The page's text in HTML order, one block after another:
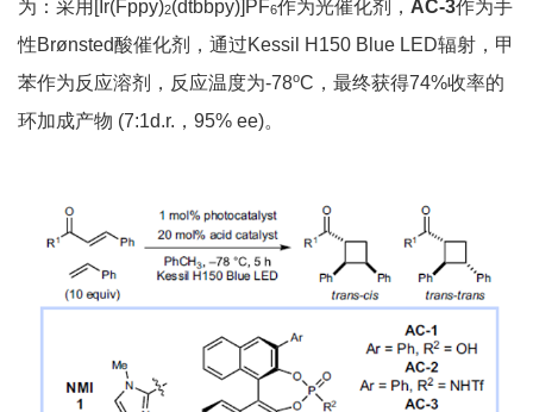
为：采用[Ir(Fppy)2(dtbbpy)]PF6作为光催化剂， AC-3作为手
性Brønsted酸催化剂，通过Kessil H150 Blue LED辐射，甲
苯作为反应溶剂，反应温度为-78oC，最终获得74%收率的
环加成产物 (7:1d.r.，95% ee)。